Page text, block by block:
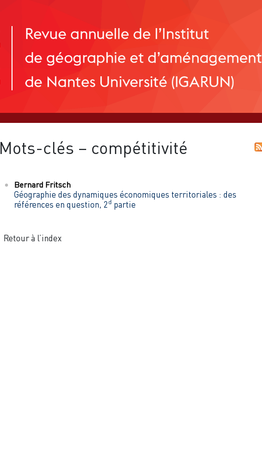
Mots-clés – compétitivité
Bernard Fritsch
Géographie des dynamiques économiques territoriales : des
références en question, 2d partie
Retour à l’index